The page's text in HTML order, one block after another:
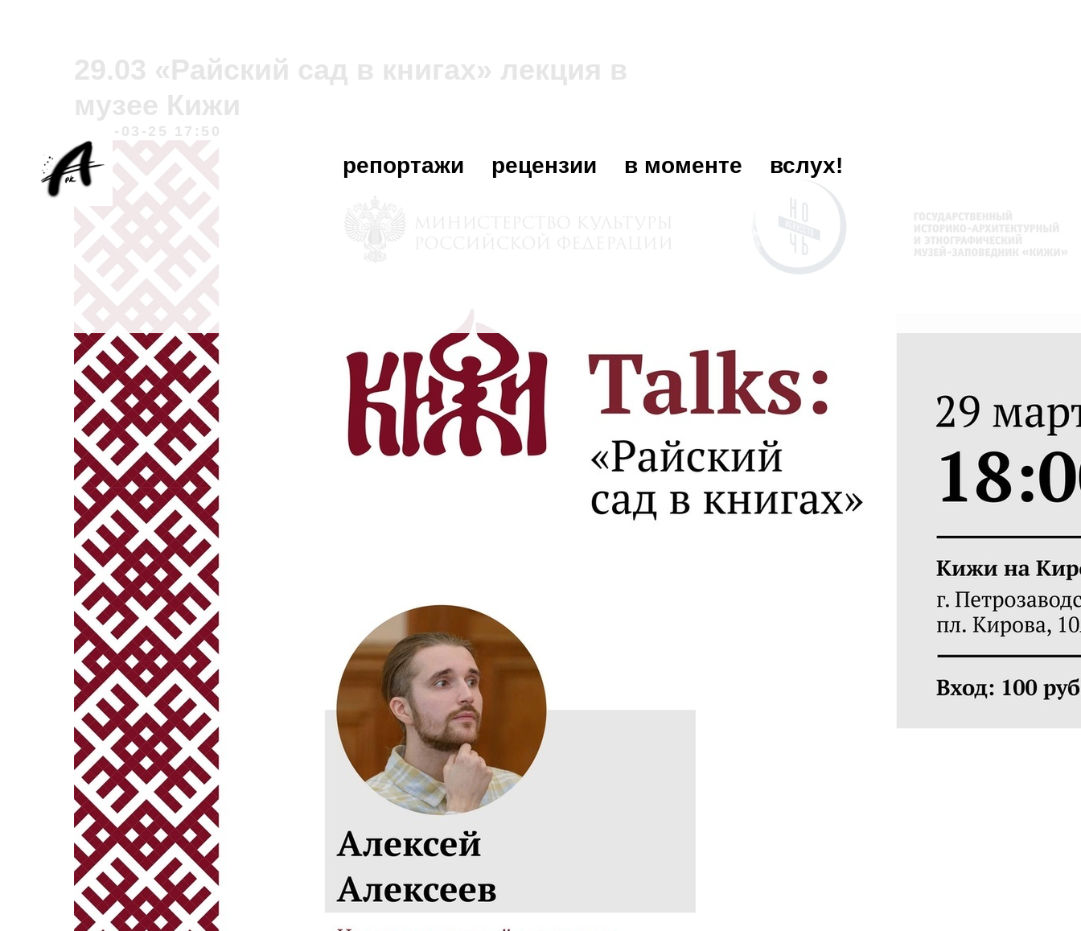
репортажи рецензии в моменте вслух!
29.03 «Райский сад в книгах» лекция в
музее Кижи
2024-03-25 17:50